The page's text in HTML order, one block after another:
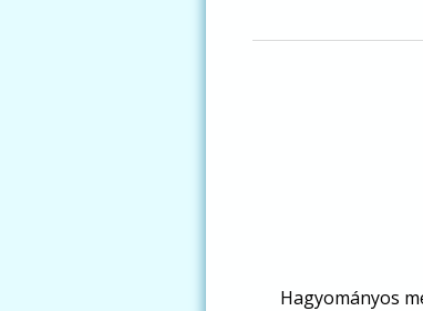
Hagyományos